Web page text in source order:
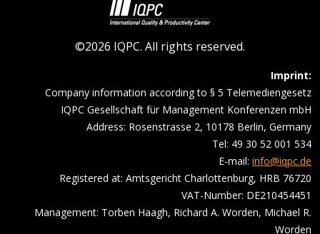
©2026 IQPC. All rights reserved.
Imprint:
Company information according to § 5 Telemediengesetz
IQPC Gesellschaft für Management Konferenzen mbH
Address: Rosenstrasse 2, 10178 Berlin, Germany
Tel: 49 30 52 001 534
E-mail: info@iqpc.de
Registered at: Amtsgericht Charlottenburg, HRB 76720
VAT-Number: DE210454451
Management: Torben Haagh, Richard A. Worden, Michael R.
Worden